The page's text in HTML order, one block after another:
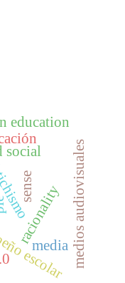
escolar
social
racionality
media medios audiovisuales
education
sense